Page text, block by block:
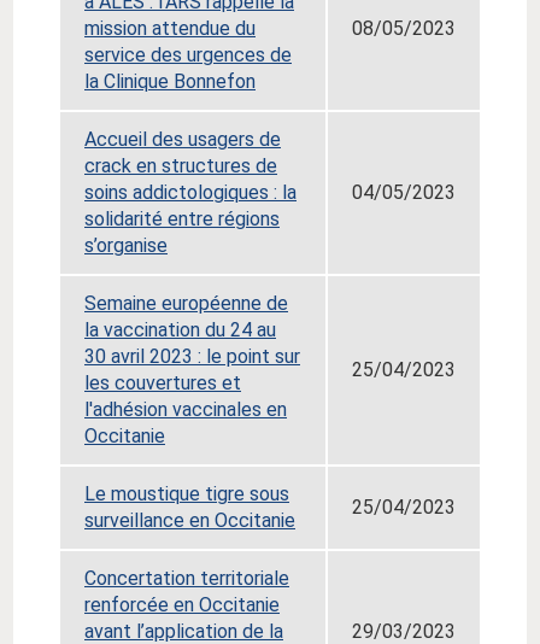
mission attendue du
service des urgences de
la Clinique Bonnefon
08/05/2023
Accueil des usagers de
crack en structures de
soins addictologiques : la
solidarité entre régions
s’organise
04/05/2023
Semaine européenne de
la vaccination du 24 au
30 avril 2023 : le point sur
les couvertures et
l'adhésion vaccinales en
Occitanie
25/04/2023
Le moustique tigre sous
surveillance en Occitanie
25/04/2023
Concertation territoriale
renforcée en Occitanie
avant l’application de la
29/03/2023